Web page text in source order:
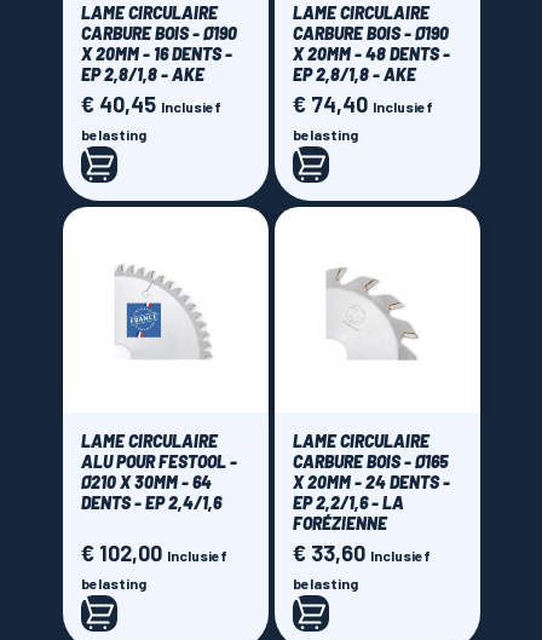
LAME CIRCULAIRE
CARBURE BOIS - Ø190
X 20MM - 16 DENTS -
EP 2,8/1,8 - AKE
Prijs
€ 40,45 Inclusief
belasting
LAME CIRCULAIRE
CARBURE BOIS - Ø190
X 20MM - 48 DENTS -
EP 2,8/1,8 - AKE
Prijs
€ 74,40 Inclusief
belasting
LAME CIRCULAIRE
ALU POUR FESTOOL -
Ø210 X 30MM - 64
DENTS - EP 2,4/1,6
Prijs
€ 102,00 Inclusief
belasting
LAME CIRCULAIRE
CARBURE BOIS - Ø165
X 20MM - 24 DENTS -
EP 2,2/1,6 - LA
FORÉZIENNE
Prijs
€ 33,60 Inclusief
belasting